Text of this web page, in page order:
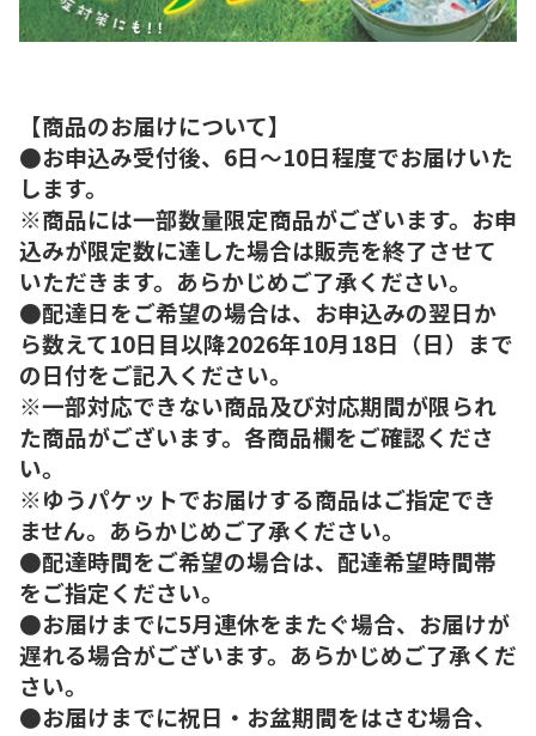
【商品のお届けについて】
●お申込み受付後、6日～10日程度でお届けいた
します。
※商品には一部数量限定商品がございます。お申
込みが限定数に達した場合は販売を終了させて
いただきます。あらかじめご了承ください。
●配達日をご希望の場合は、お申込みの翌日か
ら数えて10日目以降2026年10月18日（日）まで
の日付をご記入ください。
※一部対応できない商品及び対応期間が限られ
た商品がございます。各商品欄をご確認くださ
い。
※ゆうパケットでお届けする商品はご指定でき
ません。あらかじめご了承ください。
●配達時間をご希望の場合は、配達希望時間帯
をご指定ください。
●お届けまでに5月連休をまたぐ場合、お届けが
遅れる場合がございます。あらかじめご了承くだ
さい。
●お届けまでに祝日・お盆期間をはさむ場合、